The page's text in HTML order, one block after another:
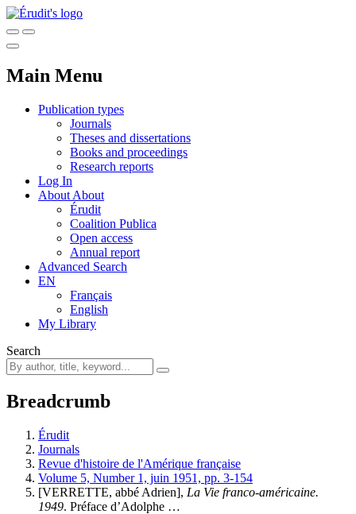
Main Menu
Publication types
Journals
Theses and dissertations
Books and proceedings
Research reports
Log In
About About
Érudit
Coalition Publica
Open access
Annual report
Advanced Search
EN
Français
English
My Library
Search
Breadcrumb
Érudit
Journals
Revue d'histoire de l'Amérique française
Volume 5, Number 1, juin 1951, pp. 3-154
[VERRETTE, abbé Adrien], La Vie franco-américaine.
1949. Préface d’Adolphe …